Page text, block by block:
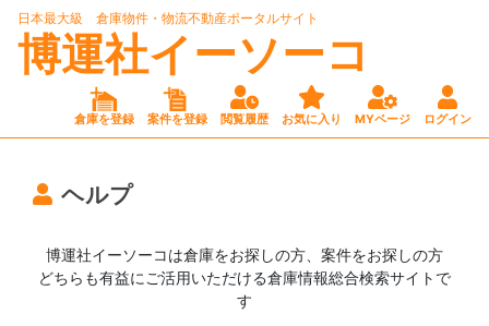
日本最大級 倉庫物件・物流不動産ポータルサイト
博運社イーソーコ
倉庫を登録 案件を登録 閲覧履歴 お気に入り MYページ ログイン
ヘルプ
博運社イーソーコは倉庫をお探しの方、案件をお探しの方
どちらも有益にご活用いただける倉庫情報総合検索サイトで
す